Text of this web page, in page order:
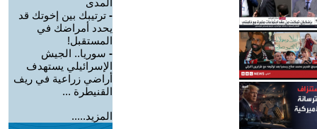
المدى
- ترتيبك بين إخوتك قد
يحدد أمراضك في
المستقبل!
- سوريا.. الجيش
الإسرائيلي يستهدف
أراضي زراعية في ريف
القنيطرة ...
المزيد.....